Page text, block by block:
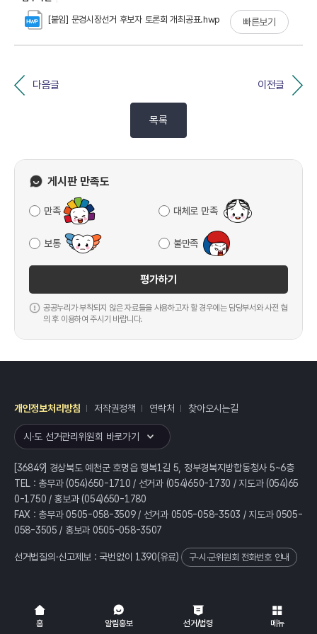
홈 알림홍보 선거/법령 메뉴
[붙임] 문경시장선거 후보자 토론회 개최공표.hwp 빠른보기
다음글 이전글
목록
게시판 만족도
만족 대체로 만족
보통 불만족
평가하기
공공누리가 부착되지 않은 자료들을 사용하고자 할 경우에는 담당부서와 사전 협
의 후 이용하여 주시기 바랍니다.
개인정보처리방침 저작권정책 연락처 찾아오시는길
시·도 선거관리위원회 바로가기
[36849] 경상북도 예천군 호명읍 행복1길 5, 정부경북지방합동청사 5~6층
TEL : 총무과 (054)650-1710 / 선거과 (054)650-1730 / 지도과 (054)65
0-1750 / 홍보과 (054)650-1780
FAX : 총무과 0505-058-3509 / 선거과 0505-058-3503 / 지도과 0505-
058-3505 / 홍보과 0505-058-3507
선거법질의·신고제보 : 국번없이 1390(유료) 구·시·군위원회 전화번호 안내